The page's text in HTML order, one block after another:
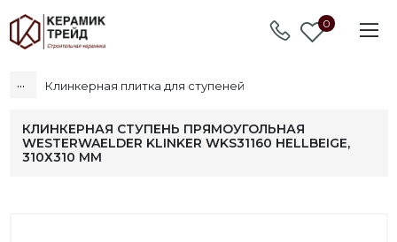
0
... Клинкерная плитка для ступеней
КЛИНКЕРНАЯ СТУПЕНЬ ПРЯМОУГОЛЬНАЯ
WESTERWAELDER KLINKER WKS31160 HELLBEIGE,
310Х310 ММ